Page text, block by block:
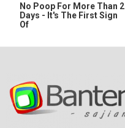
No Poop For More Than 2
Days - It's The First Sign
Of